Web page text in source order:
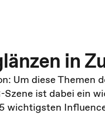
in
Um diese Themen
ist dabei ein
wichtigsten